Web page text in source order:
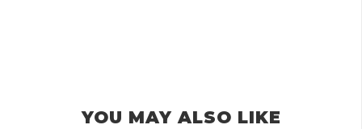
YOU MAY ALSO LIKE